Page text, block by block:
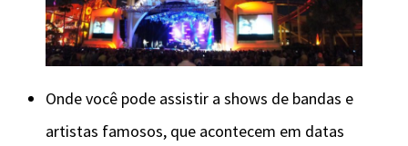
Onde você pode assistir a shows de bandas e
artistas famosos, que acontecem em datas